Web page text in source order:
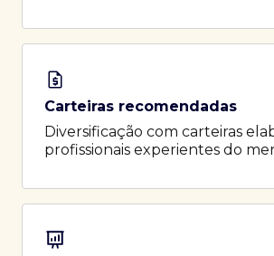
Carteiras recomendadas
Diversificação com carteiras
profissionais experientes do